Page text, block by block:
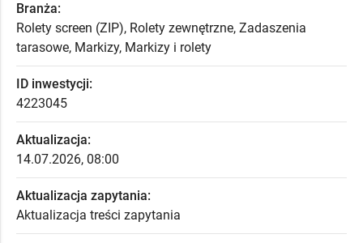
Branża:
Rolety screen (ZIP), Rolety zewnętrzne, Zadaszenia
tarasowe, Markizy, Markizy i rolety
ID inwestycji:
4223045
Aktualizacja:
14.07.2026, 08:00
Aktualizacja zapytania:
Aktualizacja treści zapytania